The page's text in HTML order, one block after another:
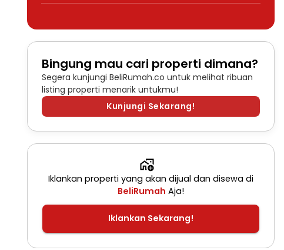
Bingung mau cari properti dimana?
Segera kunjungi BeliRumah.co untuk melihat ribuan
listing properti menarik untukmu!
Kunjungi Sekarang!
Iklankan properti yang akan dijual dan disewa di
BeliRumah Aja!
Iklankan Sekarang!